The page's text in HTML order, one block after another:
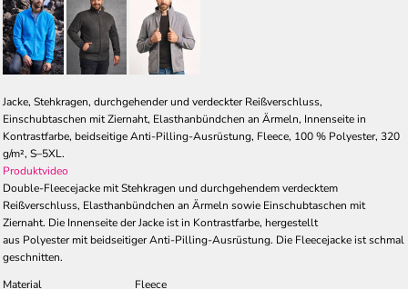
Jacke, Stehkragen, durchgehender und verdeckter Reißverschluss,
Einschubtaschen mit Ziernaht, Elasthanbündchen an Ärmeln, Innenseite in
Kontrastfarbe, beidseitige Anti-Pilling-Ausrüstung, Fleece, 100 % Polyester, 320
g/m², S–5XL.
Produktvideo
Double-Fleecejacke mit Stehkragen und durchgehendem verdecktem
Reißverschluss, Elasthanbündchen an Ärmeln sowie Einschubtaschen mit
Ziernaht. Die Innenseite der Jacke ist in Kontrastfarbe, hergestellt
aus Polyester mit beidseitiger Anti-Pilling-Ausrüstung. Die Fleecejacke ist schmal
geschnitten.
Material
Fleece